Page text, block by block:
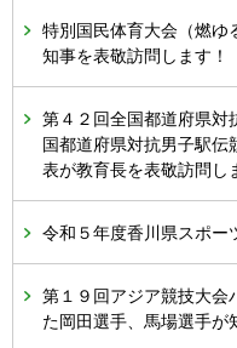
特別国民体育大会（燃ゆ
知事を表敬訪問します！
第４２回全国都道府県対
国都道府県対抗男子駅伝
表が教育長を表敬訪問し
令和５年度香川県スポー
第１９回アジア競技大会
た岡田選手、馬場選手が